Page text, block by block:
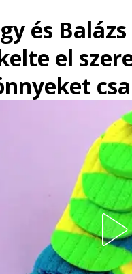
és
el